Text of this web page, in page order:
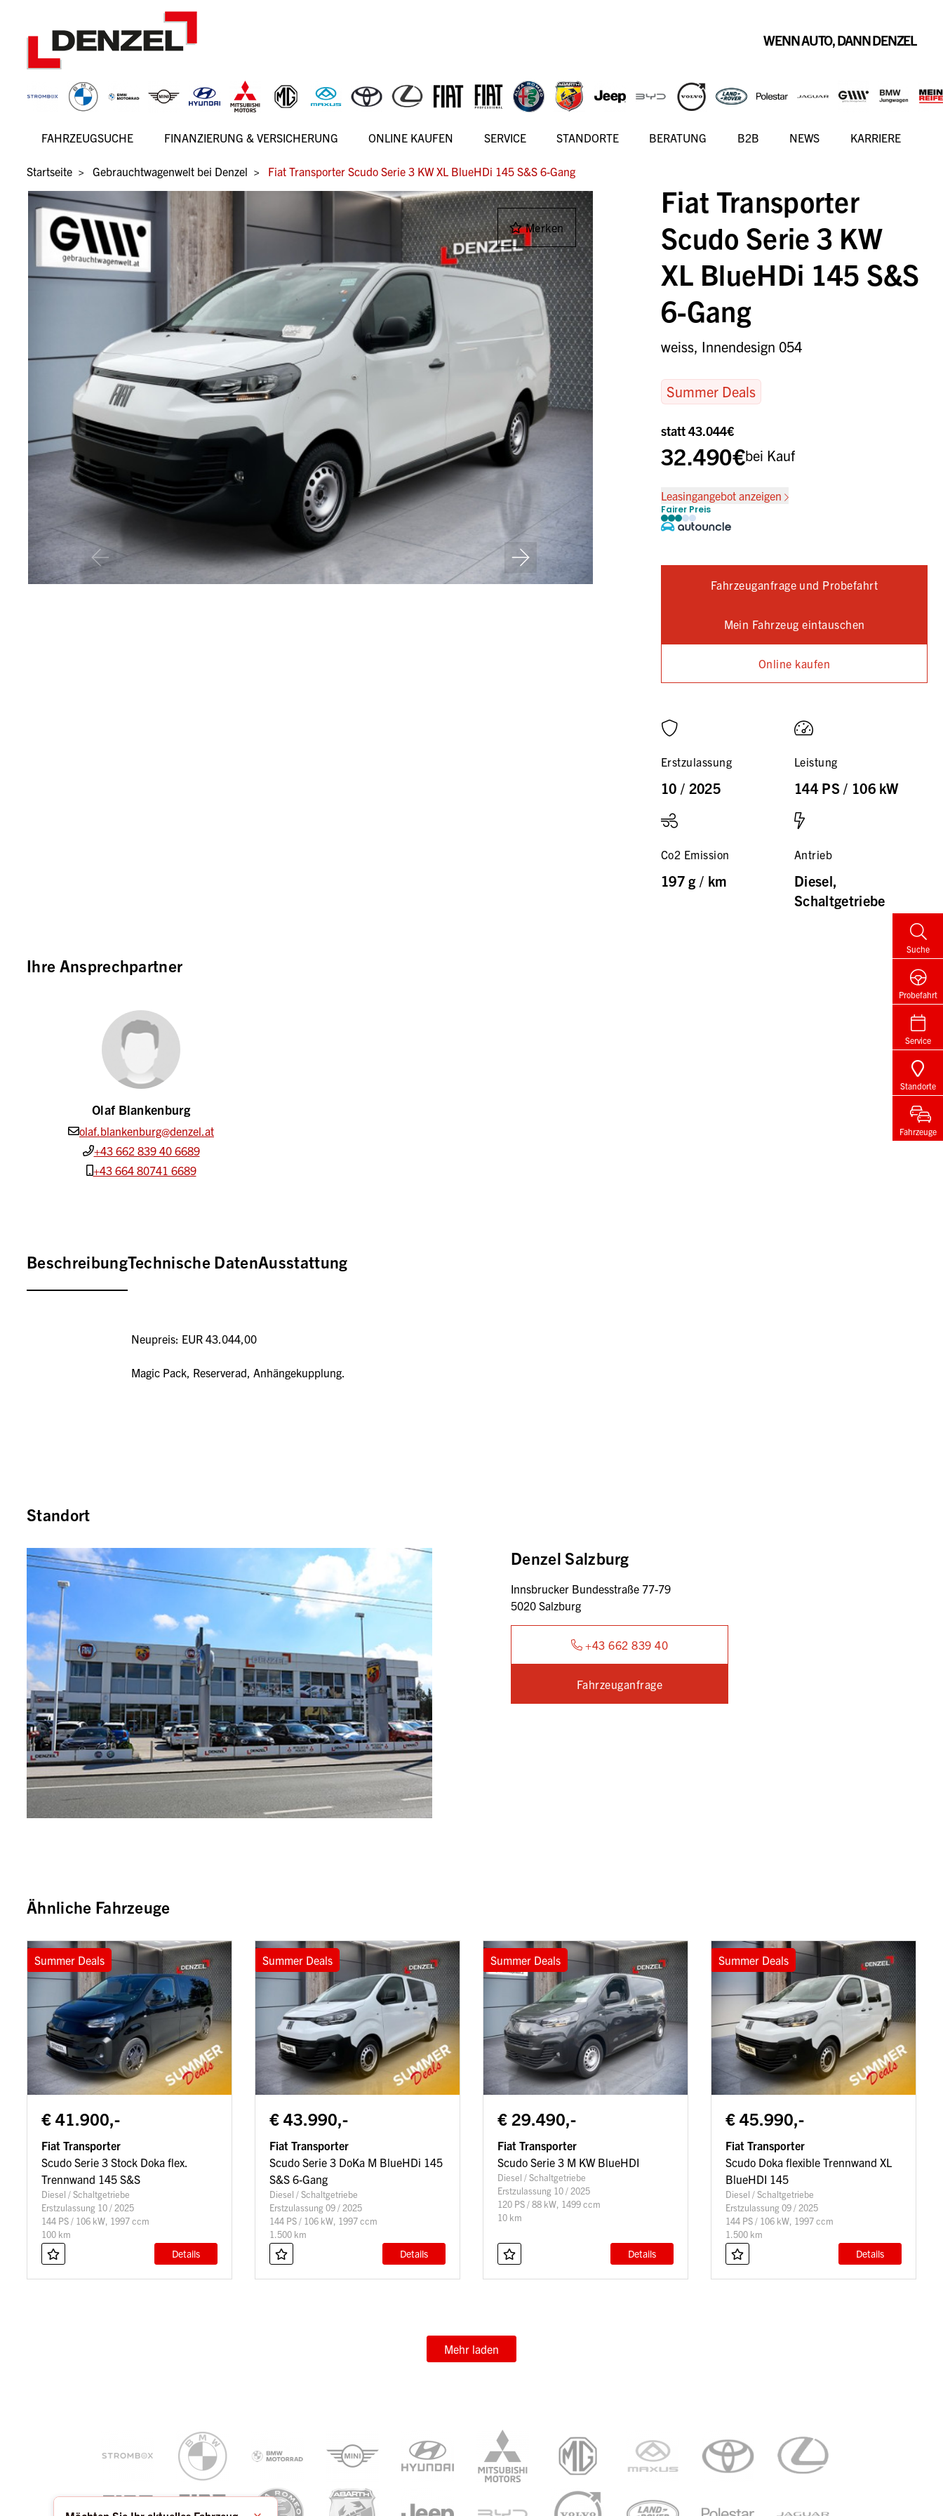
WENN AUTO, DANN DENZEL
Hauptnavigation
FAHRZEUGSUCHE FINANZIERUNG & VERSICHERUNG ONLINE KAUFEN SERVICE STANDORTE BERATUNG B2B NEWS
KARRIERE
Startseite
Gebrauchtwagenwelt bei Denzel Fiat Transporter Scudo Serie 3 KW XL BlueHDi 145 S&S 6-Gang
Fiat Transporter
Scudo Serie 3 KW
XL BlueHDi 145 S&S
6-Gang
weiss, Innendesign 054
Summer Deals
statt 43.044€
32.490€bei Kauf
Leasingangebot anzeigen
Fairer Preis
Fahrzeuganfrage und Probefahrt
Mein Fahrzeug eintauschen
Online kaufen
Erstzulassung
10 / 2025
Leistung
144 PS / 106 kW
Co2 Emission
197 g / km
Antrieb
Diesel,
Schaltgetriebe
Ihre Ansprechpartner
Olaf Blankenburg
olaf.blankenburg@denzel.at
+43 662 839 40 6689
+43 664 80741 6689
BeschreibungTechnische DatenAusstattung
Neupreis: EUR 43.044,00
Magic Pack, Reserverad, Anhängekupplung.
Standort
Denzel Salzburg
Innsbrucker Bundesstraße 77-79
5020 Salzburg
+43 662 839 40
Fahrzeuganfrage
Ähnliche Fahrzeuge
Summer Deals
€ 41.900,-
Fiat Transporter
Scudo Serie 3 Stock Doka flex.
Trennwand 145 S&S
Diesel / Schaltgetriebe
Erstzulassung 10 / 2025
144 PS / 106 kW, 1997 ccm
100 km
Details
Summer Deals
€ 43.990,-
Fiat Transporter
Scudo Serie 3 DoKa M BlueHDi 145
S&S 6-Gang
Diesel / Schaltgetriebe
Erstzulassung 09 / 2025
144 PS / 106 kW, 1997 ccm
1.500 km
Details
Summer Deals
€ 29.490,-
Fiat Transporter
Scudo Serie 3 M KW BlueHDI
Diesel / Schaltgetriebe
Erstzulassung 10 / 2025
120 PS / 88 kW, 1499 ccm
10 km
Details
Summer Deals
€ 45.990,-
Fiat Transporter
Scudo Doka flexible Trennwand XL
BlueHDI 145
Diesel / Schaltgetriebe
Erstzulassung 09 / 2025
144 PS / 106 kW, 1997 ccm
1.500 km
Details
Mehr laden
Suche
Probefahrt
Service
Standorte
Fahrzeuge